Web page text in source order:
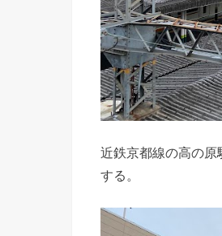
近鉄京都線の高の
する。